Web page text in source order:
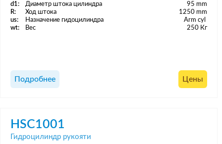
d1:
Диаметр штока цилиндра
95 mm
R:
Ход штока
1250 mm
us:
Назначение гидоцилиндра
Arm cyl
wt:
Вес 250 Кг
Подробнее Цены
HSC1001
Гидроцилиндр рукояти